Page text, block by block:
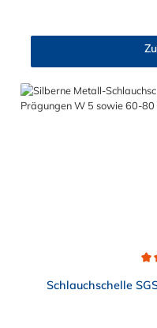
somit die richtige Wahl
210 mm in
Schlauchschelle